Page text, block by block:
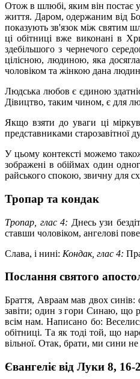
Отож в шлюбі, яким він постає у
життя. Даром, одержаним від
показують зв'язок між святим
ці обітниці вже виконані в
здебільшого з чернечого
цілісною, людиною, яка
чоловіком та жінкою дана
Людська любов є єдиною
Дівицтво, таким чином, є для
Якщо взяти до уваги ці
представниками старозавітної
У цьому контексті можемо
зображені в обіймах один
райського спокою, звичну для
Тропар та кондак
Тропар, глас 4: Днесь узи
ставши чоловіком, ангелові
Слава, і нині: Кондак, глас 4:
Послання святого
Браття, Авраам мав двох синів:
завіти; один з гори Синаю, що
всім нам. Написано бо:
обітниці. Та як тоді той, що
вільної. Отак, брати, ми сини не
Євангеліє від Луки 8, 16-